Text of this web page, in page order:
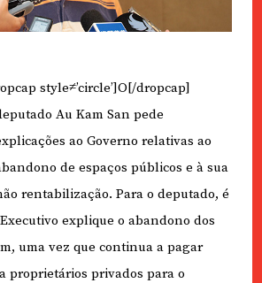
style≠’circle’]O[/dropcap]
Au Kam San pede
ao Governo relativas ao
de espaços públicos e à sua
rentabilização. Para o deputado, é
explique o abandono dos
uma vez que continua a pagar
proprietários privados para o